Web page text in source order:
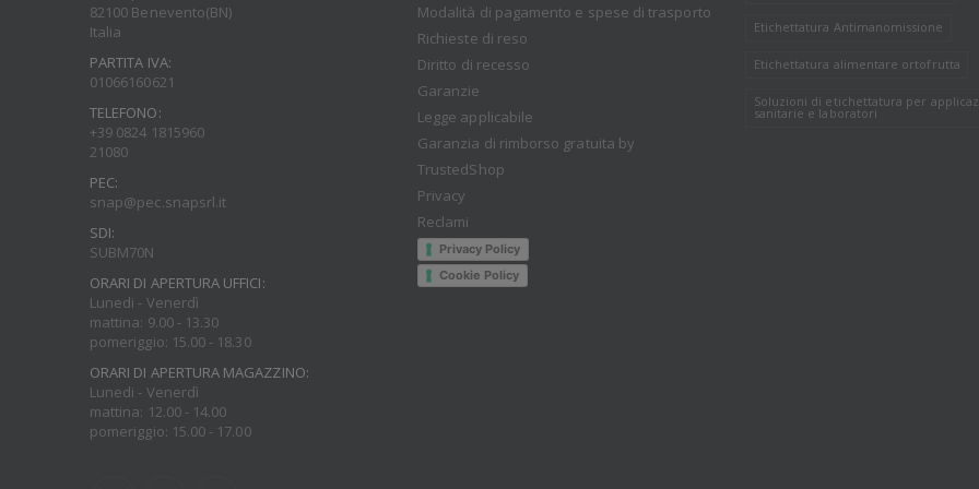
82100 Benevento(BN)
Italia
PARTITA IVA:
01066160621
TELEFONO:
+39 0824 1815960
21080
PEC:
snap@pec.snapsrl.it
SDI:
SUBM70N
ORARI DI APERTURA UFFICI:
Lunedi - Venerdì
mattina: 9.00 - 13.30
pomeriggio: 15.00 - 18.30
ORARI DI APERTURA MAGAZZINO:
Lunedi - Venerdì
mattina: 12.00 - 14.00
pomeriggio: 15.00 - 17.00
Modalità di pagamento e spese di trasporto
Richieste di reso
Diritto di recesso
Garanzie
Legge applicabile
Garanzia di rimborso gratuita by
TrustedShop
Privacy
Reclami
Privacy Policy
Cookie Policy
Etichettatura Antimanomissione
Etichettatura alimentare ortofrutta
Soluzioni di etichettatura per
sanitarie e laboratori